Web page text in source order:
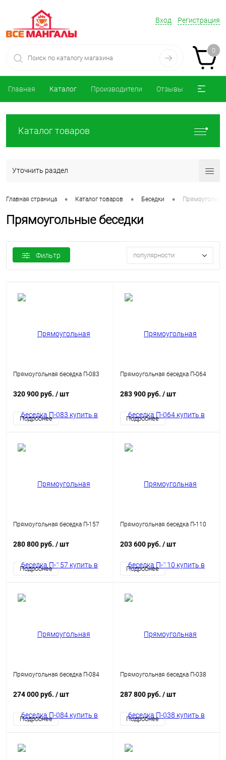
Вход Регистрация
0
Главная Каталог Производители Отзывы
Каталог товаров
Уточнить раздел
Главная страница • Каталог товаров • Беседки •
Прямоугольные беседки
Фильтр популярности
Прямоугольная беседка П-083
320 900 руб. / шт
Подробнее
Прямоугольная беседка П-064
283 900 руб. / шт
Подробнее
Прямоугольная беседка П-157
280 800 руб. / шт
Подробнее
Прямоугольная беседка П-110
203 600 руб. / шт
Подробнее
Прямоугольная беседка П-084
274 000 руб. / шт
Подробнее
Прямоугольная беседка П-038
287 800 руб. / шт
Подробнее